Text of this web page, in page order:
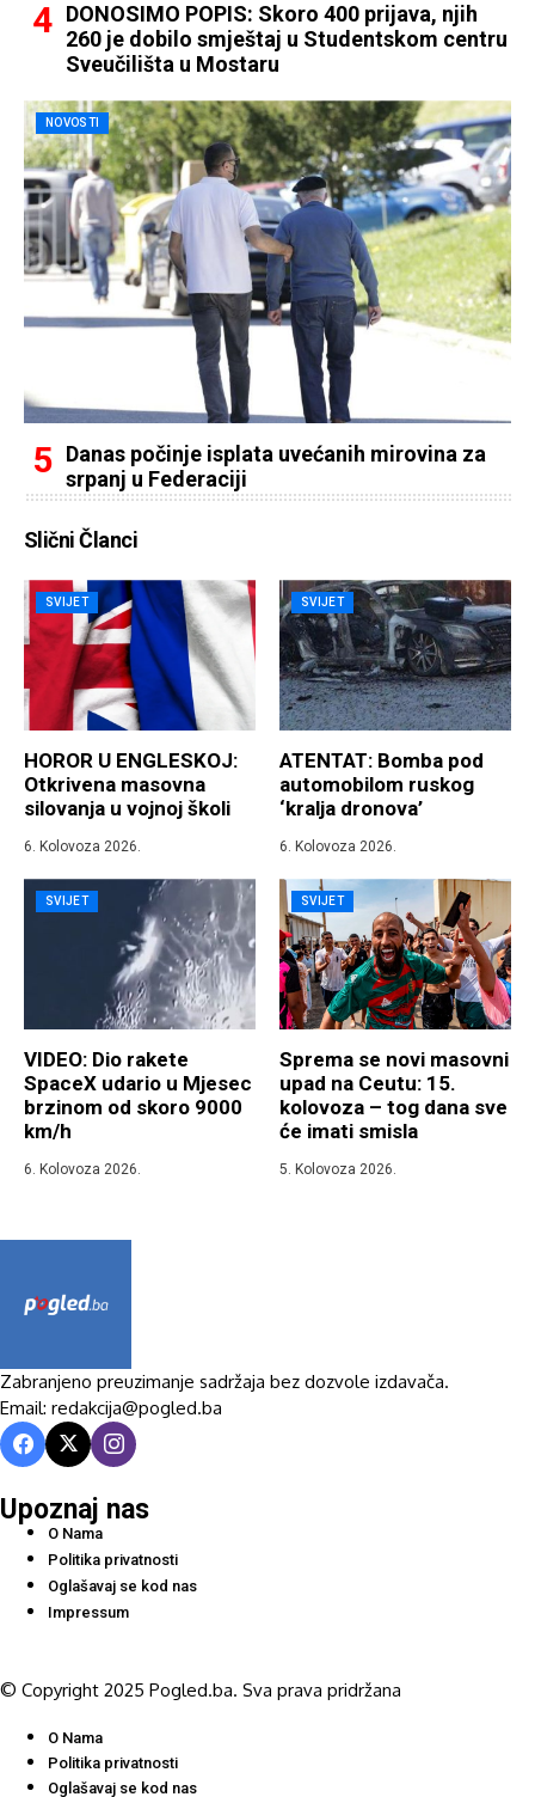
DONOSIMO POPIS: Skoro 400 prijava, njih
260 je dobilo smještaj u Studentskom centru
Sveučilišta u Mostaru
NOVOSTI
Danas počinje isplata uvećanih mirovina za
srpanj u Federaciji
Slični Članci
SVIJET
HOROR U ENGLESKOJ:
Otkrivena masovna
silovanja u vojnoj školi
6. Kolovoza 2026.
SVIJET
ATENTAT: Bomba pod
automobilom ruskog
‘kralja dronova’
6. Kolovoza 2026.
SVIJET
VIDEO: Dio rakete
SpaceX udario u Mjesec
brzinom od skoro 9000
km/h
6. Kolovoza 2026.
SVIJET
Sprema se novi masovni
upad na Ceutu: 15.
kolovoza – tog dana sve
će imati smisla
5. Kolovoza 2026.
Zabranjeno preuzimanje sadržaja bez dozvole izdavača.
Email: redakcija@pogled.ba
Upoznaj nas
O Nama
Politika privatnosti
Oglašavaj se kod nas
Impressum
© Copyright 2025 Pogled.ba. Sva prava pridržana
O Nama
Politika privatnosti
Oglašavaj se kod nas